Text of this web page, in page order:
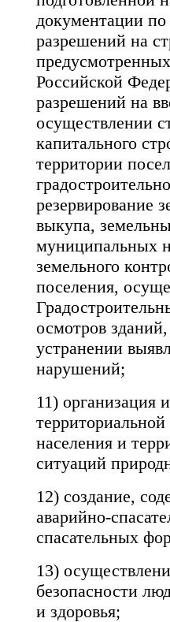
документации по
разрешений на
Российской
разрешений на
осуществлении
капитального
территории
резервирование
выкупа,
муниципальных
земельного
поселения,
осмотров
устранении
нарушений;
11) организация
населения и
ситуаций
12) создание,
аварийно-
спасательных
13)
безопасности
и здоровья;